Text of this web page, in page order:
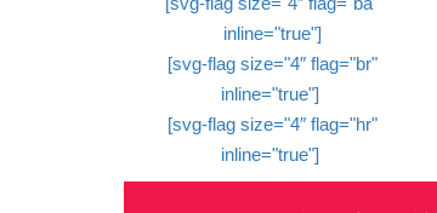
inline="true"]
[svg-flag size="4″ flag="br"
inline="true"]
[svg-flag size="4″ flag="hr"
inline="true"]